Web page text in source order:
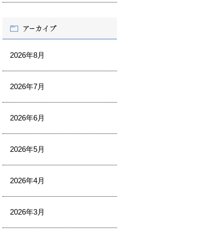
2026年8月
2026年7月
2026年6月
2026年5月
2026年4月
2026年3月